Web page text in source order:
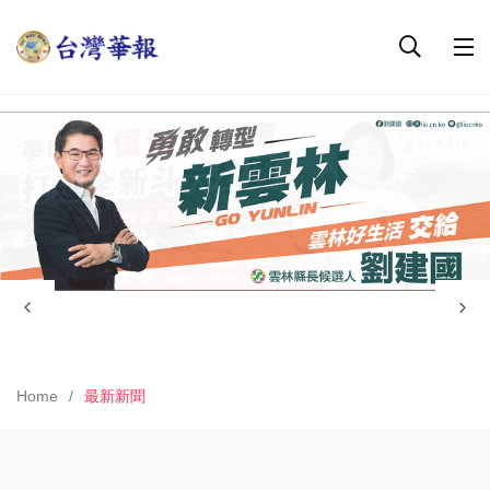
Home 最新新聞